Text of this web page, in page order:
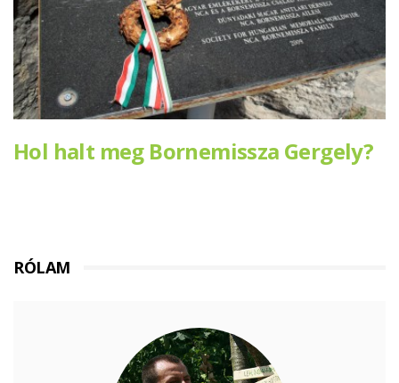
Hol halt meg Bornemissza Gergely?
RÓLAM